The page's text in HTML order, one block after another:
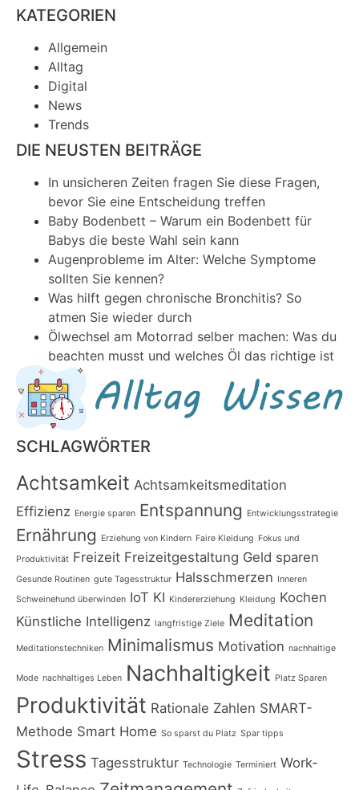
KATEGORIEN
Allgemein
Alltag
Digital
News
Trends
DIE NEUSTEN BEITRÄGE
In unsicheren Zeiten fragen Sie diese Fragen,
bevor Sie eine Entscheidung treffen
Baby Bodenbett – Warum ein Bodenbett für
Babys die beste Wahl sein kann
Augenprobleme im Alter: Welche Symptome
sollten Sie kennen?
Was hilft gegen chronische Bronchitis? So
atmen Sie wieder durch
Ölwechsel am Motorrad selber machen: Was du
beachten musst und welches Öl das richtige ist
SCHLAGWÖRTER
Achtsamkeit Achtsamkeitsmeditation
Effizienz Energie sparen Entspannung Entwicklungsstrategie
Ernährung Erziehung von Kindern Faire Kleidung Fokus und
Produktivität Freizeit Freizeitgestaltung Geld sparen
Gesunde Routinen gute Tagesstruktur Halsschmerzen Inneren
Schweinehund überwinden IoT KI Kindererziehung Kleidung Kochen
Künstliche Intelligenz langfristige Ziele Meditation
Meditationstechniken Minimalismus Motivation nachhaltige
Mode nachhaltiges Leben Nachhaltigkeit Platz Sparen
Produktivität Rationale Zahlen SMART-
Methode Smart Home So sparst du Platz Spar tipps
Stress Tagesstruktur Technologie Terminiert Work-